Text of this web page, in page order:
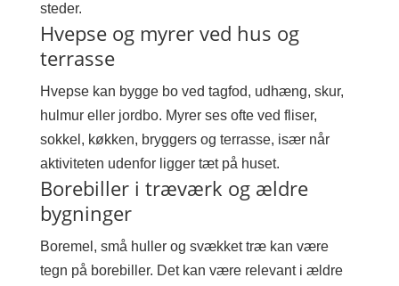
steder.
Hvepse og myrer ved hus og
terrasse
Hvepse kan bygge bo ved tagfod, udhæng, skur,
hulmur eller jordbo. Myrer ses ofte ved fliser,
sokkel, køkken, bryggers og terrasse, især når
aktiviteten udenfor ligger tæt på huset.
Borebiller i træværk og ældre
bygninger
Boremel, små huller og svækket træ kan være
tegn på borebiller. Det kan være relevant i ældre